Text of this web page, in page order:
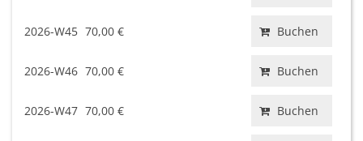
2026-W45 70,00 € Buchen
2026-W46 70,00 € Buchen
2026-W47 70,00 € Buchen